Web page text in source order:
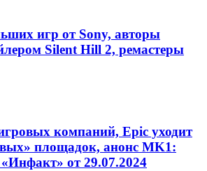
игр от Sony, авторы
Silent Hill 2, ремастеры
компаний, Epic уходит
площадок, анонс MK1:
от 29.07.2024